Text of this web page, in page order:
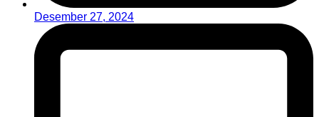
Desember 27, 2024